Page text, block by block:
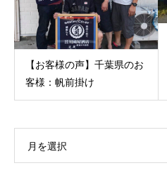
【お客様の声】千葉県のお
客様：帆前掛け
月を選択